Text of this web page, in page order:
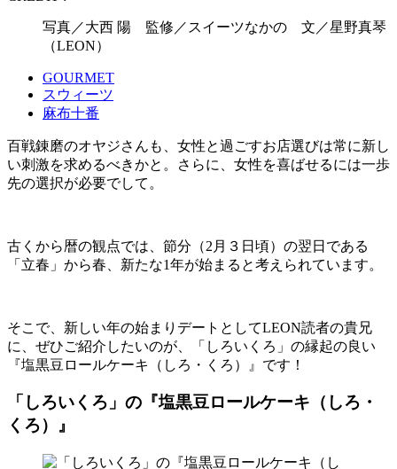
写真／大西 陽 監修／スイーツなかの 文／星野真琴
（LEON）
GOURMET
スウィーツ
麻布十番
百戦錬磨のオヤジさんも、女性と過ごすお店選びは常に新し
い刺激を求めるべきかと。さらに、女性を喜ばせるには一歩
先の選択が必要でして。
古くから暦の観点では、節分（2月３日頃）の翌日である
「立春」から春、新たな1年が始まると考えられています。
そこで、新しい年の始まりデートとしてLEON読者の貴兄
に、ぜひご紹介したいのが、「しろいくろ」の縁起の良い
『塩黒豆ロールケーキ（しろ・くろ）』です！
「しろいくろ」の『塩黒豆ロールケーキ（しろ・
くろ）』